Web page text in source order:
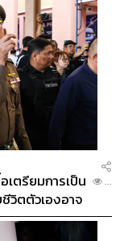
เตรียมการเป็น
วิตตัวเองอาจ
...